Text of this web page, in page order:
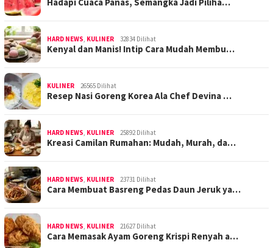
HARD NEWS KULINER 32834 Dilihat
Kenyal dan Manis! Intip Cara Mudah Membu…
KULINER 26565 Dilihat
Resep Nasi Goreng Korea Ala Chef Devina …
HARD NEWS KULINER 25892 Dilihat
Kreasi Camilan Rumahan: Mudah, Murah, da…
HARD NEWS KULINER 23731 Dilihat
Cara Membuat Basreng Pedas Daun Jeruk ya…
HARD NEWS KULINER 21627 Dilihat
Cara Memasak Ayam Goreng Krispi Renyah a…